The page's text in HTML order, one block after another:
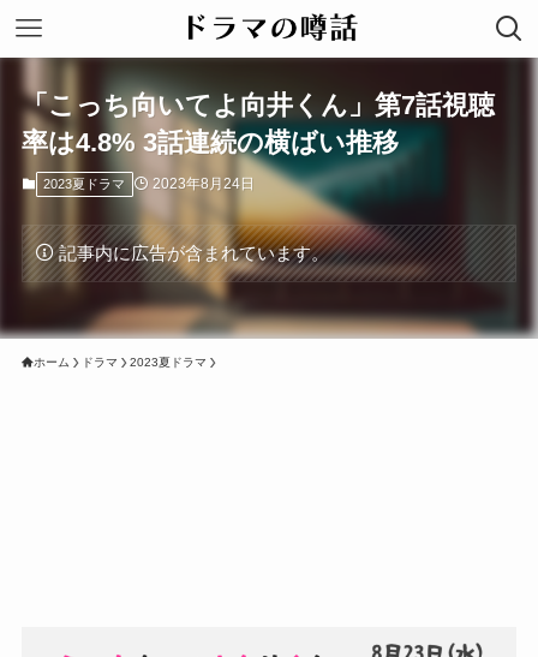
「こっち向いてよ向井くん」第7話視聴
率は4.8% 3話連続の横ばい推移
2023夏ドラマ 2023年8月24日
記事内に広告が含まれています。
ホーム ドラマ 2023夏ドラマ